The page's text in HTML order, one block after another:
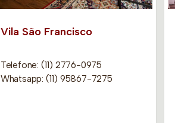
Vila São Francisco
Telefone: (11) 2776-0975
Whatsapp: (11) 95867-7275